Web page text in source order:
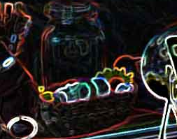
Minis brownies aux Oreo®